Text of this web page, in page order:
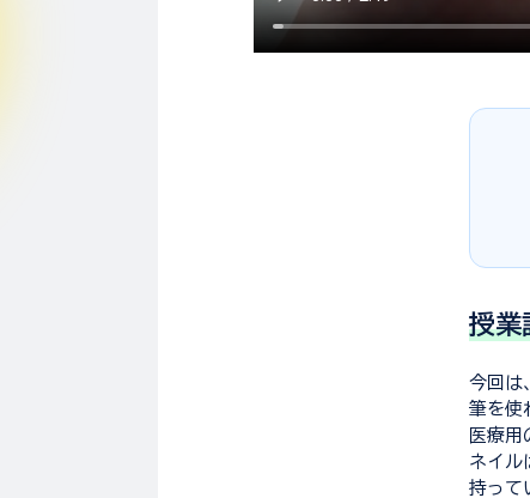
授業
今回は
筆を使
医療用
ネイル
持って